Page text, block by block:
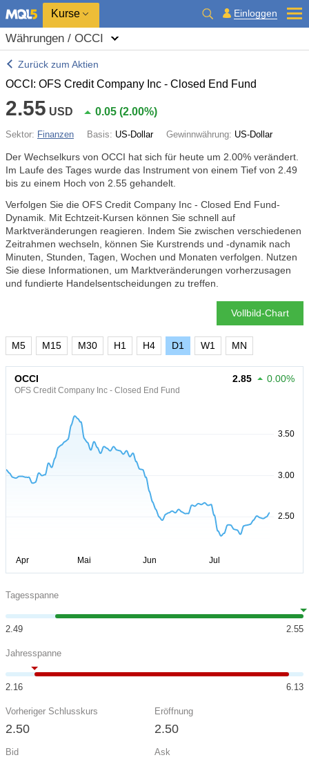
Kurse Einloggen
Währungen / OCCI
Zurück zum Aktien
OCCI: OFS Credit Company Inc - Closed End Fund
2.55 USD 0.05 (2.00%)
Sektor: Finanzen Basis: US-Dollar Gewinnwährung: US-Dollar
Der Wechselkurs von OCCI hat sich für heute um 2.00% verändert.
Im Laufe des Tages wurde das Instrument von einem Tief von 2.49
bis zu einem Hoch von 2.55 gehandelt.
Verfolgen Sie die OFS Credit Company Inc - Closed End Fund-
Dynamik. Mit Echtzeit-Kursen können Sie schnell auf
Marktveränderungen reagieren. Indem Sie zwischen verschiedenen
Zeitrahmen wechseln, können Sie Kurstrends und -dynamik nach
Minuten, Stunden, Tagen, Wochen und Monaten verfolgen. Nutzen
Sie diese Informationen, um Marktveränderungen vorherzusagen
und fundierte Handelsentscheidungen zu treffen.
Vollbild-Chart
M5 M15 M30 H1 H4 D1 W1 MN
OCCI
OFS Credit Company Inc - Closed End Fund
2.85 0.00%
Tagesspanne
2.49 2.55
Jahresspanne
2.16 6.13
Vorheriger Schlusskurs
2.50
Eröffnung
2.50
Bid Ask